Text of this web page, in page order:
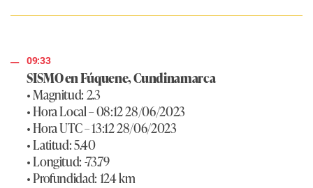
09:33
SISMO en Fúquene, Cundinamarca
• Magnitud: 2.3
• Hora Local – 08:12 28/06/2023
• Hora UTC – 13:12 28/06/2023
• Latitud: 5.40
• Longitud: -73.79
• Profundidad: 124 km